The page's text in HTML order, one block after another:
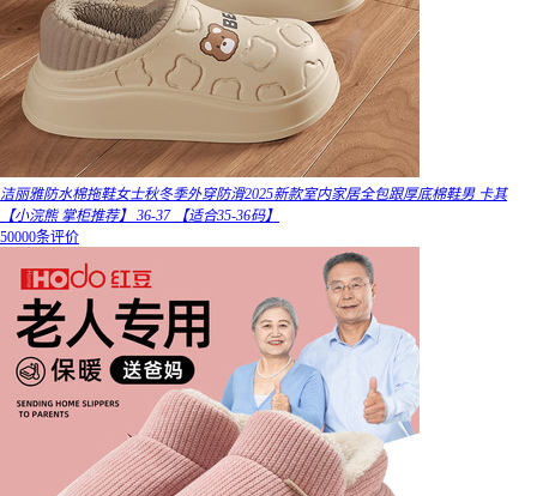
洁丽雅防水棉拖鞋女士秋冬季外穿防滑2025新款室内家居全包跟厚底棉鞋男 卡其
【小浣熊 掌柜推荐】 36-37 【适合35-36码】
50000条评价